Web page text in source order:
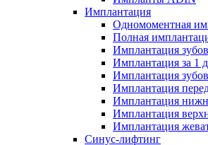
Имплантация
Одномоментная
Полная
Имплантация
Имплантация за 1
Имплантация
Имплантация
Имплантация
Имплантация
Имплантация
Синус-лифтинг